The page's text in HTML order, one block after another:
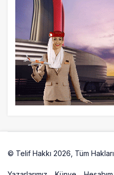
© Telif Hakkı 2026, Tüm Hakları